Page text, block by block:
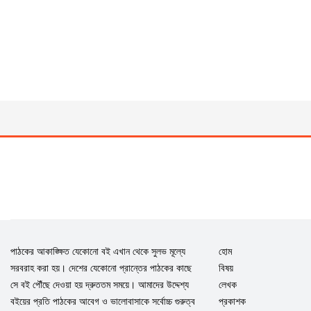
পাঠকের আকাঙ্ক্ষিত যেকোনো বই এখান থেকে সুলভ মূল্যে
সরবরাহ করা হয়। দেশের যেকোনো প্রান্তের পাঠকের কাছে
সে বই পৌঁছে দেওয়া হয় দ্রুততম সময়ে। আমাদের উদ্দেশ্য
বইয়ের প্রতি পাঠকের আবেগ ও ভালোবাসাকে সর্বোচ্চ গুরুত্ব
হোম
বিষয়
লেখক
প্রকাশক